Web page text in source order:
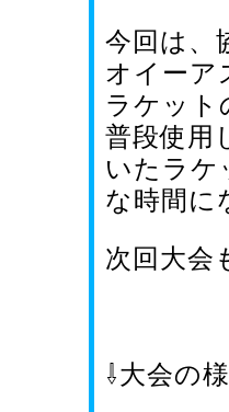
今回は、
オイーア
ラケット
普段使用
いたラケ
な時間に
次回大会
⇩